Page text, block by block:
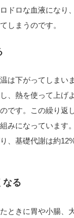
ドロな血液になり
しまうのです。
は下がってしまい
、熱を使って上げ
です。この繰り返
みになっています
、基礎代謝は約
なる
ときに胃や小腸、